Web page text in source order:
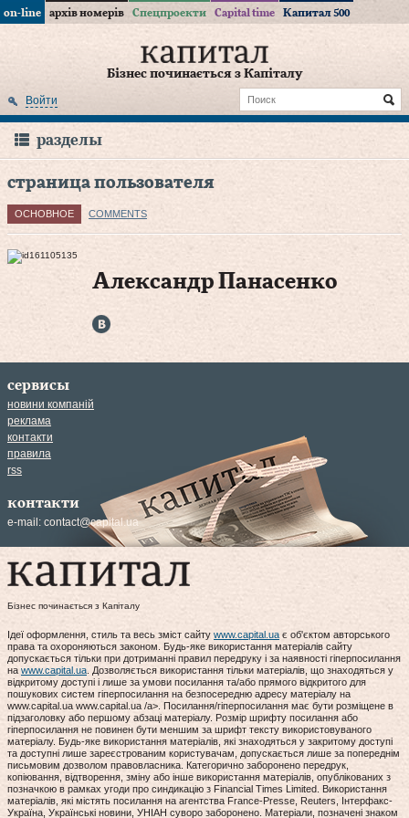
on-line архів номерів Спецпроекти Capital time Капитал 500
Бізнес починається з Капіталу
Войти
разделы
страница пользователя
ОСНОВНОЕ COMMENTS
Александр Панасенко
сервисы
новини компаній
реклама
контакти
правила
rss
контакти
e-mail: contact@capital.ua
Бізнес починається з Капіталу
Ідеї оформлення, стиль та весь зміст сайту www.capital.ua є об'єктом авторського
права та охороняються законом. Будь-яке використання матеріалів сайту
допускається тільки при дотриманні правил передруку і за наявності гіперпосилання
на www.capital.ua . Дозволяється використання тільки матеріалів, що знаходяться у
відкритому доступі і лише за умови посилання та/або прямого відкритого для
пошукових систем гіперпосилання на безпосередню адресу матеріалу на
www.capital.ua www.capital.ua /a>. Посилання/гіперпосилання має бути розміщене в
підзаголовку або першому абзаці матеріалу. Розмір шрифту посилання або
гіперпосилання не повинен бути меншим за шрифт тексту використовуваного
матеріалу. Будь-яке використання матеріалів, які знаходяться у закритому доступі
та доступні лише зареєстрованим користувачам, допускається лише за попереднім
письмовим дозволом правовласника. Категорично заборонено передрук,
копіювання, відтворення, зміну або інше використання матеріалів, опублікованих з
позначкою в рамках угоди про синдикацію з Financial Times Limited. Використання
матеріалів, які містять посилання на агентства France-Presse, Reuters, Інтерфакс-
Україна, Українські новини, УНІАН суворо заборонено. Матеріали, позначені знаком